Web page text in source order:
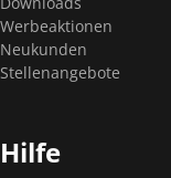
Werbeaktionen
Neukunden
Stellenangebote
Hilfe